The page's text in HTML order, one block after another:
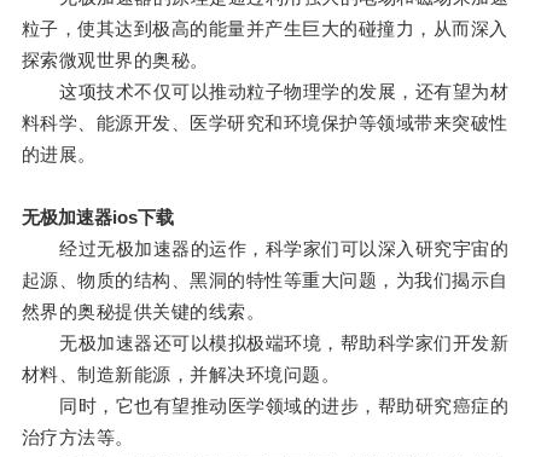
粒子，使其达到极高的能量并产生巨大的碰撞力，从而深入
探索微观世界的奥秘。
这项技术不仅可以推动粒子物理学的发展，还有望为材
料科学、能源开发、医学研究和环境保护等领域带来突破性
的进展。
无极加速器ios下载
经过无极加速器的运作，科学家们可以深入研究宇宙的
起源、物质的结构、黑洞的特性等重大问题，为我们揭示自
然界的奥秘提供关键的线索。
无极加速器还可以模拟极端环境，帮助科学家们开发新
材料、制造新能源，并解决环境问题。
同时，它也有望推动医学领域的进步，帮助研究癌症的
治疗方法等。